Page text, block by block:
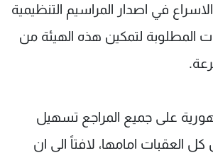
في اصدار المراسيم التنظيمية
المطلوبة لتمكين هذه الهيئة من
على جميع المراجع تسهيل
العقبات امامها، لافتاً الى ان